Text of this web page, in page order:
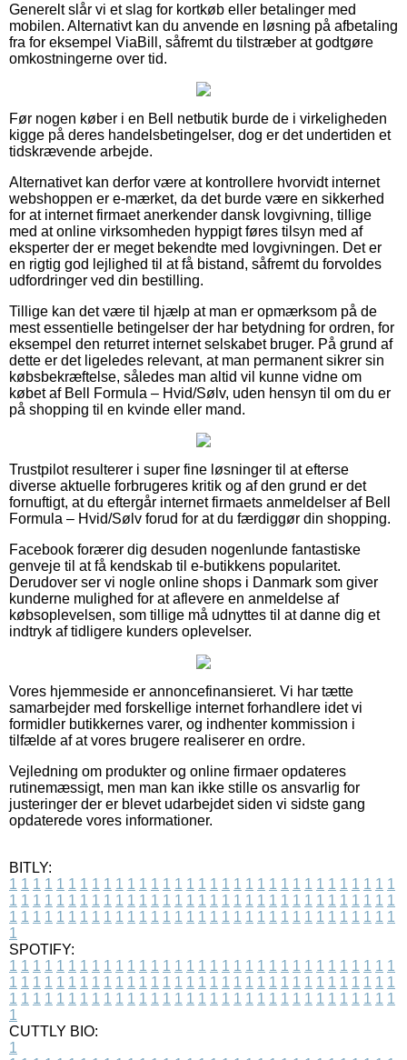
Generelt slår vi et slag for kortkøb eller betalinger med
mobilen. Alternativt kan du anvende en løsning på afbetaling
fra for eksempel ViaBill, såfremt du tilstræber at godtgøre
omkostningerne over tid.
Før nogen køber i en Bell netbutik burde de i virkeligheden
kigge på deres handelsbetingelser, dog er det undertiden et
tidskrævende arbejde.
Alternativet kan derfor være at kontrollere hvorvidt internet
webshoppen er e-mærket, da det burde være en sikkerhed
for at internet firmaet anerkender dansk lovgivning, tillige
med at online virksomheden hyppigt føres tilsyn med af
eksperter der er meget bekendte med lovgivningen. Det er
en rigtig god lejlighed til at få bistand, såfremt du forvoldes
udfordringer ved din bestilling.
Tillige kan det være til hjælp at man er opmærksom på de
mest essentielle betingelser der har betydning for ordren, for
eksempel den returret internet selskabet bruger. På grund af
dette er det ligeledes relevant, at man permanent sikrer sin
købsbekræftelse, således man altid vil kunne vidne om
købet af Bell Formula – Hvid/Sølv, uden hensyn til om du er
på shopping til en kvinde eller mand.
Trustpilot resulterer i super fine løsninger til at efterse
diverse aktuelle forbrugeres kritik og af den grund er det
fornuftigt, at du eftergår internet firmaets anmeldelser af Bell
Formula – Hvid/Sølv forud for at du færdiggør din shopping.
Facebook forærer dig desuden nogenlunde fantastiske
genveje til at få kendskab til e-butikkens popularitet.
Derudover ser vi nogle online shops i Danmark som giver
kunderne mulighed for at aflevere en anmeldelse af
købsoplevelsen, som tillige må udnyttes til at danne dig et
indtryk af tidligere kunders oplevelser.
Vores hjemmeside er annoncefinansieret. Vi har tætte
samarbejder med forskellige internet forhandlere idet vi
formidler butikkernes varer, og indhenter kommission i
tilfælde af at vores brugere realiserer en ordre.
Vejledning om produkter og online firmaer opdateres
rutinemæssigt, men man kan ikke stille os ansvarlig for
justeringer der er blevet udarbejdet siden vi sidste gang
opdaterede vores informationer.
BITLY:
1 1 1 1 1 1 1 1 1 1 1 1 1 1 1 1 1 1 1 1 1 1 1 1 1 1 1 1 1 1 1 1 1
1 1 1 1 1 1 1 1 1 1 1 1 1 1 1 1 1 1 1 1 1 1 1 1 1 1 1 1 1 1 1 1 1
1 1 1 1 1 1 1 1 1 1 1 1 1 1 1 1 1 1 1 1 1 1 1 1 1 1 1 1 1 1 1 1 1
1
SPOTIFY:
1 1 1 1 1 1 1 1 1 1 1 1 1 1 1 1 1 1 1 1 1 1 1 1 1 1 1 1 1 1 1 1 1
1 1 1 1 1 1 1 1 1 1 1 1 1 1 1 1 1 1 1 1 1 1 1 1 1 1 1 1 1 1 1 1 1
1 1 1 1 1 1 1 1 1 1 1 1 1 1 1 1 1 1 1 1 1 1 1 1 1 1 1 1 1 1 1 1 1
1
CUTTLY BIO:
1